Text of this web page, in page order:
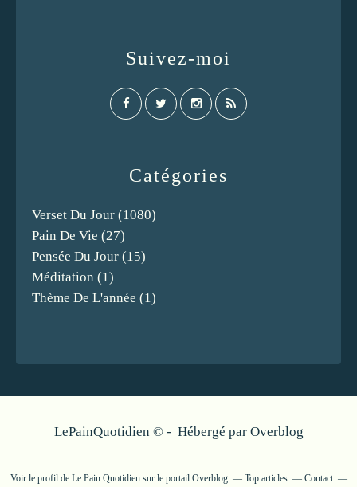
Catégories
Verset Du Jour (1080)
Pain De Vie (27)
Pensée Du Jour (15)
Méditation (1)
Thème De L'année (1)
Suivez-moi
LePainQuotidien © - Hébergé par Overblog
Voir le profil de Le Pain Quotidiensur le portail Overblog Top articles Contact